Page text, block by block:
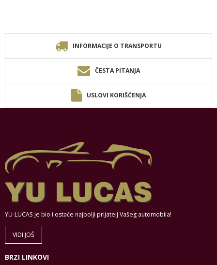
INFORMACIJE O TRANSPORTU
ČESTA PITANJA
USLOVI KORIŠĆENJA
YU-LUCAS je bio i ostaće najbolji prijatelj Vašeg automobila!
VIDI JOŠ
BRZI LINKOVI